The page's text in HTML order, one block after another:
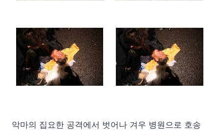
악마의 집요한 공격에서 벗어나 겨우 병원으로 호송